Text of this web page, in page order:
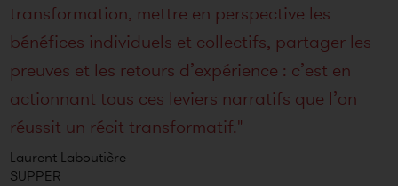
transformation, mettre en perspective les
bénéfices individuels et collectifs, partager les
preuves et les retours d’expérience : c’est en
actionnant tous ces leviers narratifs que l’on
réussit un récit transformatif."
Laurent Laboutière
SUPPER